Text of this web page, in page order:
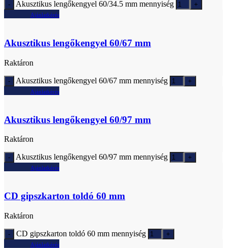
Akusztikus lengőkengyel 60/34.5 mm mennyiség
Ajánlatkérés
Akusztikus lengőkengyel 60/67 mm
Raktáron
Akusztikus lengőkengyel 60/67 mm mennyiség
Ajánlatkérés
Akusztikus lengőkengyel 60/97 mm
Raktáron
Akusztikus lengőkengyel 60/97 mm mennyiség
Ajánlatkérés
CD gipszkarton toldó 60 mm
Raktáron
CD gipszkarton toldó 60 mm mennyiség
Ajánlatkérés